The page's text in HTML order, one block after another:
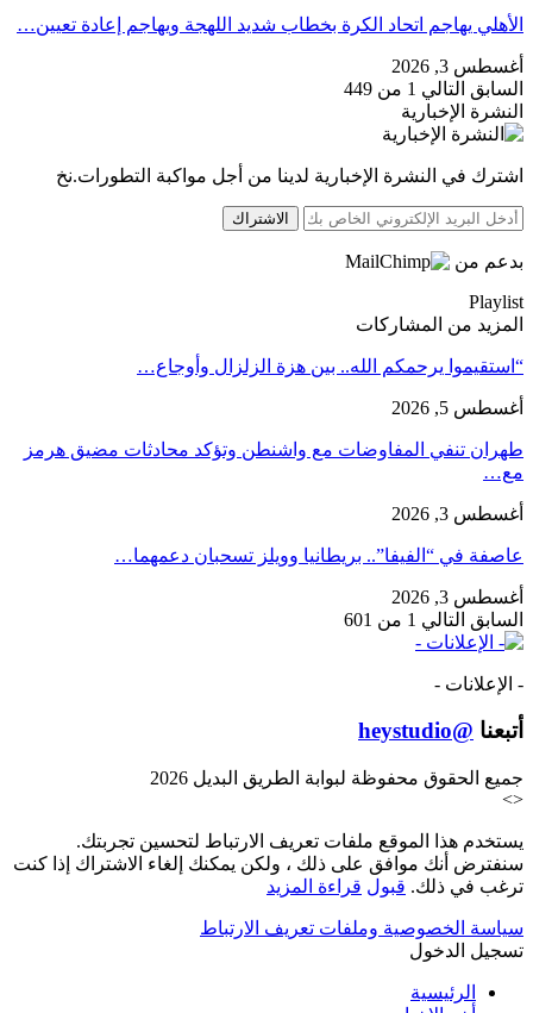
الأهلي يهاجم اتحاد الكرة بخطاب شديد اللهجة ويهاجم إعادة تعيين…
أغسطس 3, 2026
السابق التالي 1 من 449
النشرة الإخبارية
اشترك في النشرة الإخبارية لدينا من أجل مواكبة التطورات.نخ
الاشتراك
بدعم من
Playlist
المزيد من المشاركات
“استقيموا يرحمكم الله.. بين هزة الزلزال وأوجاع…
أغسطس 5, 2026
طهران تنفي المفاوضات مع واشنطن وتؤكد محادثات مضيق هرمز
مع…
أغسطس 3, 2026
عاصفة في “الفيفا”.. بريطانيا وويلز تسحبان دعمهما…
أغسطس 3, 2026
السابق التالي 1 من 601
- الإعلانات -
أتبعنا @heystudio
جميع الحقوق محفوظة لبوابة الطريق البديل 2026
<
>
يستخدم هذا الموقع ملفات تعريف الارتباط لتحسين تجربتك.
سنفترض أنك موافق على ذلك ، ولكن يمكنك إلغاء الاشتراك إذا كنت
ترغب في ذلك. قبول قراءة المزيد
سياسة الخصوصية وملفات تعريف الارتباط
تسجيل الدخول
الرئيسية